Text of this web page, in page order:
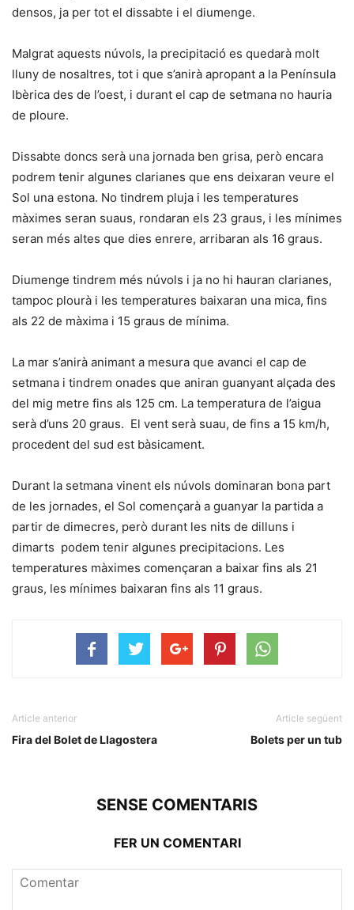
densos, ja per tot el dissabte i el diumenge.
Malgrat aquests núvols, la precipitació es quedarà molt
lluny de nosaltres, tot i que s’anirà apropant a la Península
Ibèrica des de l’oest, i durant el cap de setmana no hauria
de ploure.
Dissabte doncs serà una jornada ben grisa, però encara
podrem tenir algunes clarianes que ens deixaran veure el
Sol una estona. No tindrem pluja i les temperatures
màximes seran suaus, rondaran els 23 graus, i les mínimes
seran més altes que dies enrere, arribaran als 16 graus.
Diumenge tindrem més núvols i ja no hi hauran clarianes,
tampoc plourà i les temperatures baixaran una mica, fins
als 22 de màxima i 15 graus de mínima.
La mar s’anirà animant a mesura que avanci el cap de
setmana i tindrem onades que aniran guanyant alçada des
del mig metre fins als 125 cm. La temperatura de l’aigua
serà d’uns 20 graus. El vent serà suau, de fins a 15 km/h,
procedent del sud est bàsicament.
Durant la setmana vinent els núvols dominaran bona part
de les jornades, el Sol començarà a guanyar la partida a
partir de dimecres, però durant les nits de dilluns i
dimarts podem tenir algunes precipitacions. Les
temperatures màximes començaran a baixar fins als 21
graus, les mínimes baixaran fins als 11 graus.
Article anterior
Fira del Bolet de Llagostera
Article següent
Bolets per un tub
SENSE COMENTARIS
FER UN COMENTARI